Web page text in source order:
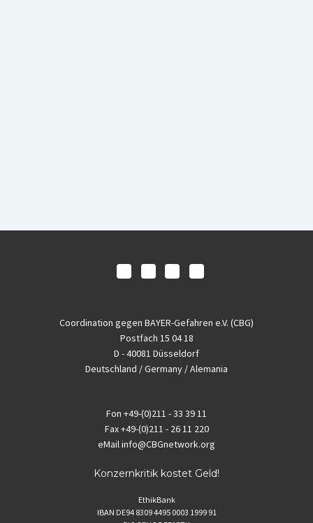
Coordination gegen BAYER-Gefahren e.V. (CBG)
Postfach 15 04 18
D - 40081 Düsseldorf
Deutschland / Germany / Alemania
Fon +49-(0)211 - 33 39 11
Fax+49-(0)211 - 26 11 220
eMailinfo@CBGnetwork.org
Konzernkritik kostet Geld!
EthikBank
IBAN DE94 8309 4495 0003 1999 91